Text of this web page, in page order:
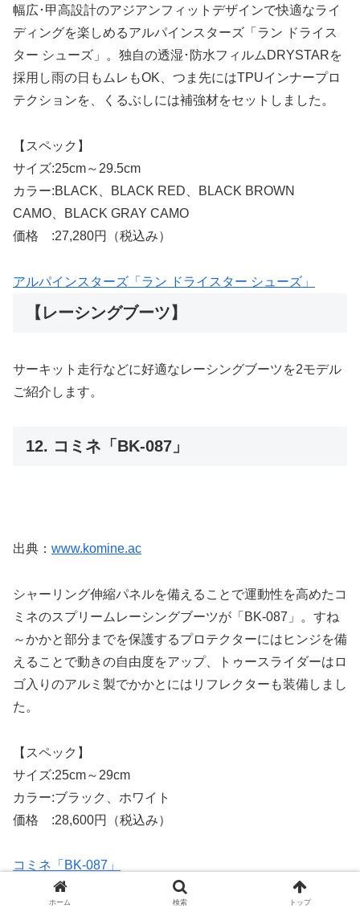
幅広･甲高設計のアジアンフィットデザインで快適なライ
ディングを楽しめるアルパインスターズ「ラン ドライス
ター シューズ」。独自の透湿･防水フィルムDRYSTARを
採用し雨の日もムレもOK、つま先にはTPUインナープロ
テクションを、くるぶしには補強材をセットしました。
【スペック】
サイズ:25cm～29.5cm
カラー:BLACK、BLACK RED、BLACK BROWN
CAMO、BLACK GRAY CAMO
価格 :27,280円（税込み）
アルパインスターズ「ラン ドライスター シューズ」
【レーシングブーツ】
サーキット走行などに好適なレーシングブーツを2モデル
ご紹介します。
12. コミネ「BK-087」
出典： www.komine.ac
シャーリング伸縮パネルを備えることで運動性を高めたコ
ミネのスプリームレーシングブーツが「BK-087」。すね
～かかと部分までを保護するプロテクターにはヒンジを備
えることで動きの自由度をアップ、トゥースライダーはロ
ゴ入りのアルミ製でかかとにはリフレクターも装備しまし
た。
【スペック】
サイズ:25cm～29cm
カラー:ブラック、ホワイト
価格 :28,600円（税込み）
コミネ「BK-087」
13. SIDI「ST」
ホーム 検索 トップ